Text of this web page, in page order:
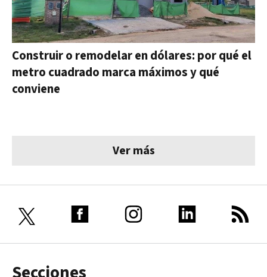
Construir o remodelar en dólares: por qué el
metro cuadrado marca máximos y qué
conviene
Ver más